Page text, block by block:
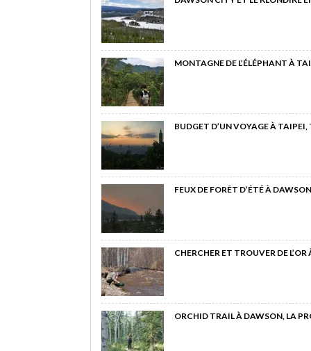
MONTAGNE DE L’ÉLÉPHANT À
BUDGET D’UN VOYAGE À
FEUX DE FORÊT D’ÉTÉ À
CHERCHER ET TROUVER DE
ORCHID TRAIL À DAWSON, LA